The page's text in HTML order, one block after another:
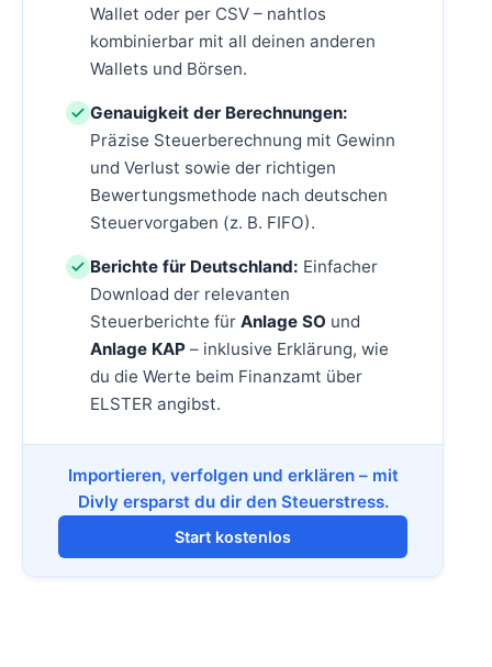
Wallet oder per CSV – nahtlos
kombinierbar mit all deinen anderen
Wallets und Börsen.
Genauigkeit der Berechnungen:
Präzise Steuerberechnung mit Gewinn
und Verlust sowie der richtigen
Bewertungsmethode nach deutschen
Steuervorgaben (z. B. FIFO).
Berichte für Deutschland: Einfacher
Download der relevanten
Steuerberichte fürAnlage SO und
Anlage KAP – inklusive Erklärung, wie
du die Werte beim Finanzamt über
ELSTER angibst.
Importieren, verfolgen und erklären – mit
Divly ersparst du dir den Steuerstress.
Start kostenlos